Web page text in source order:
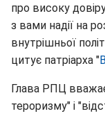
про високу
з вами надії на
внутрішньої
цитує патріарха "
Глава РПЦ
тероризму" і